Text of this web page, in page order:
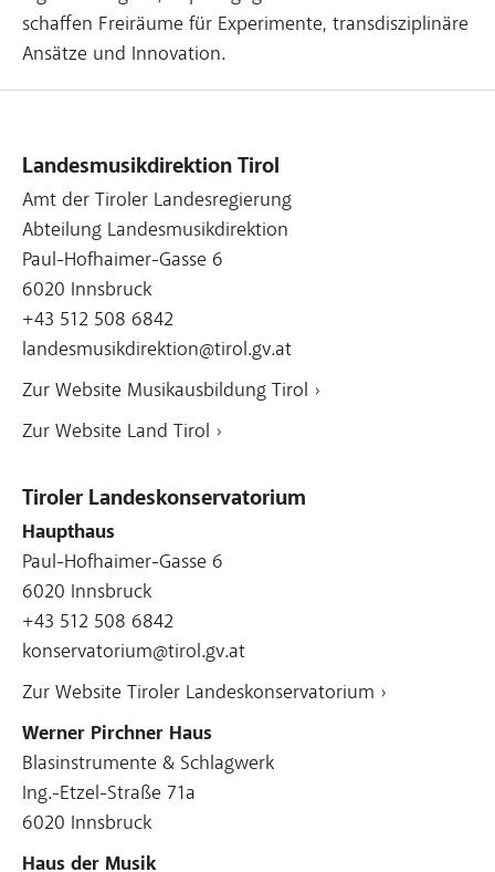
schaffen Freiräume für Experimente, transdisziplinäre
Ansätze und Innovation.
Landesmusikdirektion Tirol
Amt der Tiroler Landesregierung
Abteilung Landesmusikdirektion
Paul-Hofhaimer-Gasse 6
6020 Innsbruck
+43 512 508 6842
landesmusikdirektion@tirol.gv.at
Zur Website Musikausbildung Tirol ›
Zur Website Land Tirol ›
Tiroler Landeskonservatorium
Haupthaus
Paul-Hofhaimer-Gasse 6
6020 Innsbruck
+43 512 508 6842
konservatorium@tirol.gv.at
Zur Website Tiroler Landeskonservatorium ›
Werner Pirchner Haus
Blasinstrumente & Schlagwerk
Ing.-Etzel-Straße 71a
6020 Innsbruck
Haus der Musik